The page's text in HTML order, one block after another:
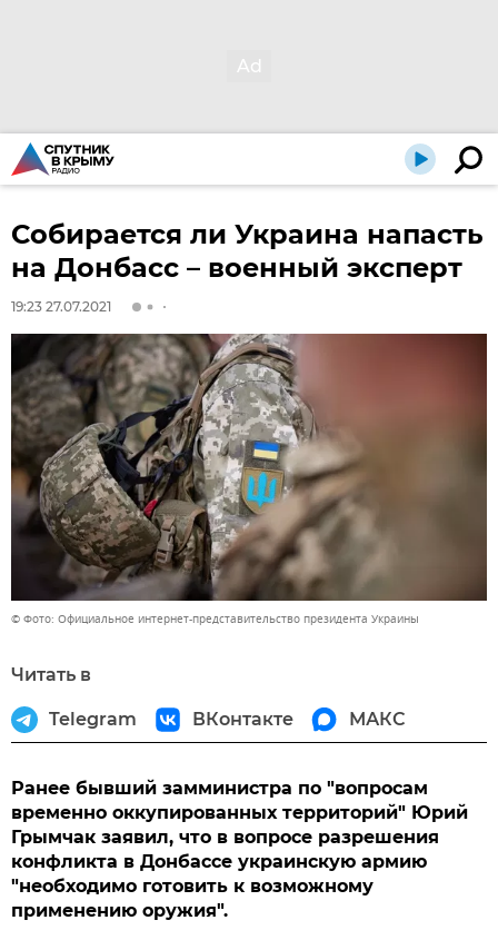
Собирается ли Украина напасть
на Донбасс – военный эксперт
19:23 27.07.2021
© Фото: Официальное интернет-представительство президента Украины
Читать в
Telegram ВКонтакте МАКС
Ранее бывший замминистра по "вопросам
временно оккупированных территорий" Юрий
Грымчак заявил, что в вопросе разрешения
конфликта в Донбассе украинскую армию
"необходимо готовить к возможному
применению оружия".